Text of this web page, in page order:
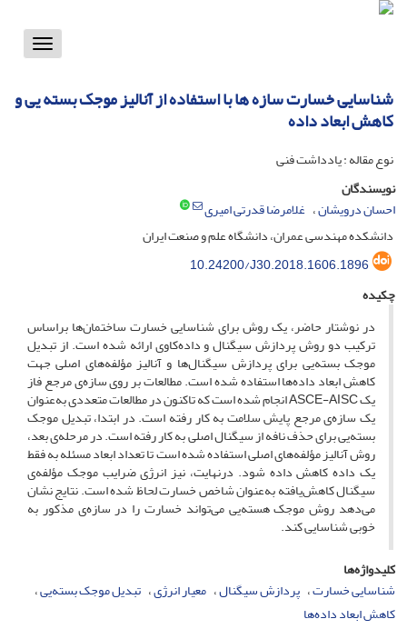
Toggle
شناسایی خسارت سازه ها با استفاده از آنالیز موجک بسته یی و
کاهش ابعاد داده
نوع مقاله : یادداشت فنی
نویسندگان
احسان درویشان غلامرضا قدرتی امیری
دانشکده مهندسی عمران، دانشگاه علم و صنعت ایران
10.24200/J30.2018.1606.1896
چکیده
در نوشتار حاضر، یک روش برای شناسایی خسارت ساختمان‌ها براساس
ترکیب دو روش پردازش سیگنال و داده‌کاوی ارائه شده است. از تبدیل
موجک بسته‌یی برای پردازش سیگنال‌ها و آنالیز مؤلفه‌های اصلی جهت
کاهش ابعاد داده‌ها استفاده شده است. مطالعات بر روی سازه‌ی مرجع فاز
یک A‌S‌C‌E-A‌I‌S‌C انجام شده است که تاکنون در مطالعات متعددی به‌عنوان
یک سازه‌ی مرجع پایش سلامت به کار رفته است. در ابتدا، تبدیل موجک
بسته‌یی برای حذف نافه از سیگنال اصلی به کار رفته است. در مرحله‌ی بعد،
روش آنالیز مؤلفه‌های اصلی استفاده شده است تا تعداد ابعاد مسئله به فقط
یک داده کاهش داده شود. درنهایت، نیز انرژی ضرایب موجک مؤلفه‌ی
سیگنال کاهش‌یافته به‌عنوان شاخص خسارت لحاظ شده است. نتایج نشان
می‌دهد روش موجک هسته‌یی می‌تواند خسارت را در سازه‌ی مذکور به
خوبی شناسایی کند.
کلیدواژه‌ها
شناسایی خسارت پردازش سیگنال معیار انرژی تبدیل موجک بسته‌یی
کاهش ابعاد داده‌ها